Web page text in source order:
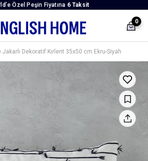
Özel Peşin Fiyatına 6 Taksit
0
Jakarlı Dekoratif Kırlent 35x50 cm Ekru-Siyah